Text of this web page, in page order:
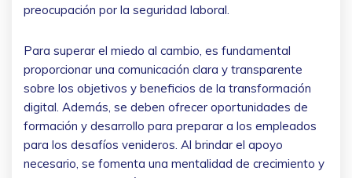
preocupación por la seguridad laboral.
Para superar el miedo al cambio, es fundamental
proporcionar una comunicación clara y transparente
sobre los objetivos y beneficios de la transformación
digital. Además, se deben ofrecer oportunidades de
formación y desarrollo para preparar a los empleados
para los desafíos venideros. Al brindar el apoyo
necesario, se fomenta una mentalidad de crecimiento y